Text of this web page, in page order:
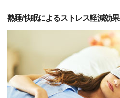
熟睡/快眠によるストレス軽減効果